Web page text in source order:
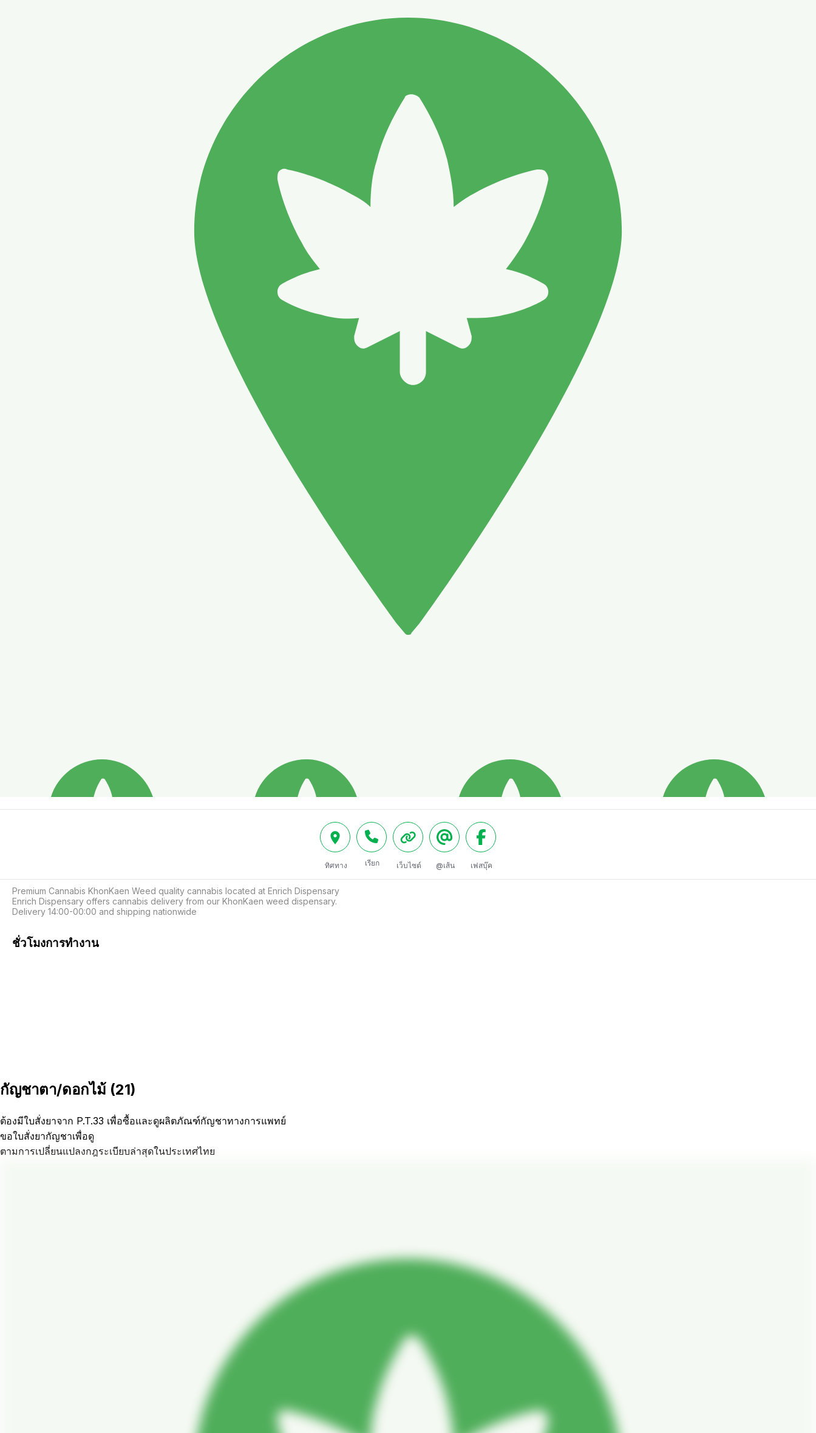
ทิศทาง เรียก เว็บไซต์ @เส้น เฟสบุ๊ค
Premium Cannabis KhonKaen Weed quality cannabis located at Enrich Dispensary
Enrich Dispensary offers cannabis delivery from our KhonKaen weed dispensary.
Delivery 14:00-00:00 and shipping nationwide
ชั่วโมงการทำงาน
กัญชาตา/ดอกไม้ (21)
ต้องมีใบสั่งยาจาก P.T.33 เพื่อซื้อและดูผลิตภัณฑ์กัญชาทางการแพทย์
ขอใบสั่งยากัญชาเพื่อดู
ตามการเปลี่ยนแปลงกฎระเบียบล่าสุดในประเทศไทย